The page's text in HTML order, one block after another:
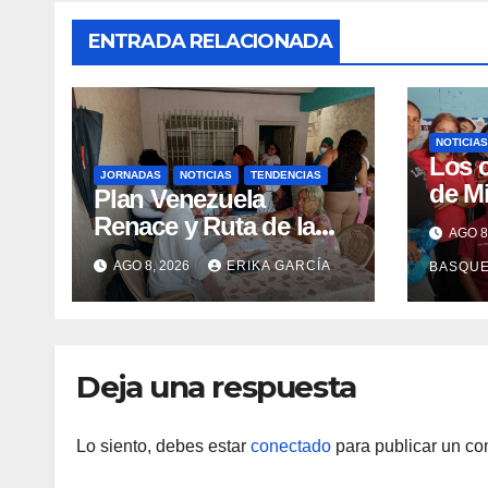
ENTRADA RELACIONADA
JORNADAS NOTICIAS TENDENCIAS
Plan Venezuela
Renace y Ruta de la
Aragüeñidad
garantizan atención
médica integral en
AGO 8, 2026 ERIKA GARCÍA
NOTICIAS
Los
de
AGO
Deja una respuesta
Lo siento, debes estar conectado para publicar un